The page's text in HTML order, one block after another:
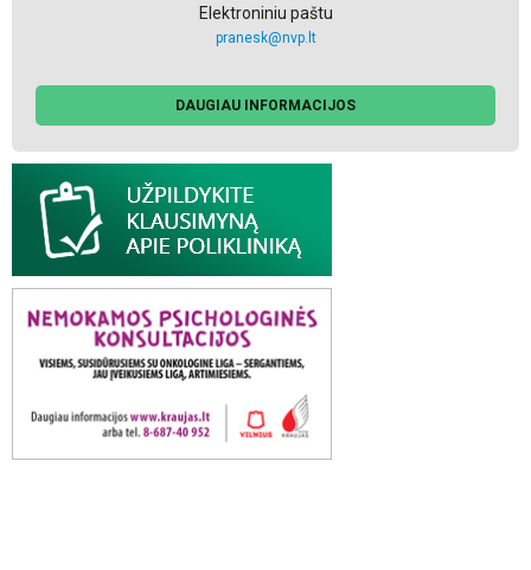
Elektroniniu paštu
pranesk@nvp.lt
DAUGIAU INFORMACIJOS